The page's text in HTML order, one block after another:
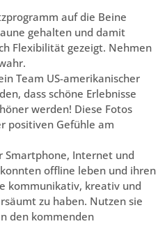
auf die Beine
gehalten und damit
Flexibilität gezeigt. Nehmen
Team US-amerikanischer
dass schöne Erlebnisse
werden! Diese Fotos
positiven Gefühle am
Smartphone, Internet und
offline leben und ihren
kommunikativ, kreativ und
zu haben. Nutzen sie
den kommenden